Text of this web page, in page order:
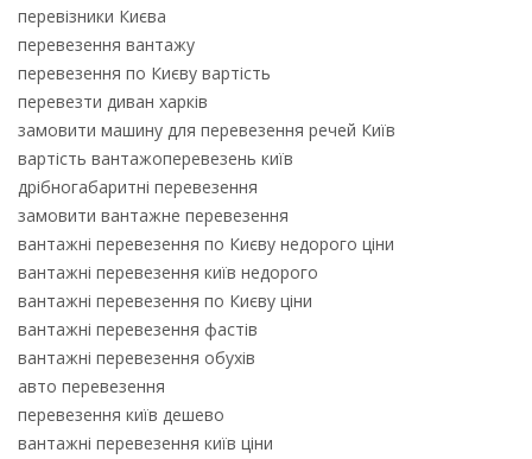
перевізники Києва
перевезення вантажу
перевезення по Києву вартість
перевезти диван харків
замовити машину для перевезення речей Київ
вартість вантажоперевезень київ
дрібногабаритні перевезення
замовити вантажне перевезення
вантажні перевезення по Києву недорого ціни
вантажні перевезення київ недорого
вантажні перевезення по Києву ціни
вантажні перевезення фастів
вантажні перевезення обухів
авто перевезення
перевезення київ дешево
вантажні перевезення київ ціни